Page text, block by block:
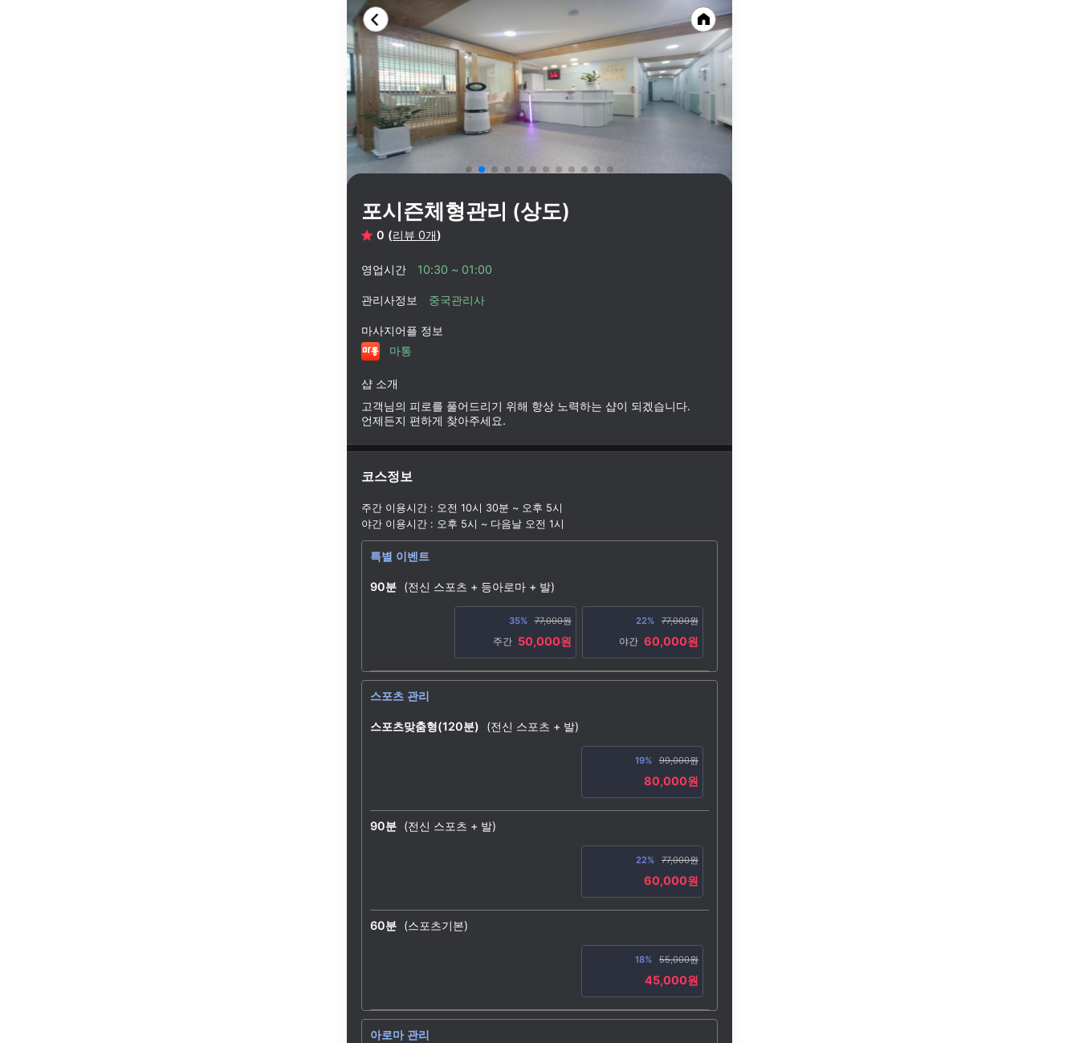
포시즌체형관리 (상도)
0 (리뷰 0개)
영업시간 10:30 ~ 01:00
관리사정보 중국관리사
마사지어플 정보
마통
샵 소개
고객님의 피로를 풀어드리기 위해 항상 노력하는 샵이 되겠습니다.
언제든지 편하게 찾아주세요.
코스정보
주간 이용시간 : 오전 10시 30분 ~ 오후 5시
야간 이용시간 : 오후 5시 ~ 다음날 오전 1시
특별 이벤트
90분 (전신 스포츠 + 등아로마 + 발)
35% 77,000원
주간 50,000원
22% 77,000원
야간 60,000원
스포츠 관리
스포츠맞춤형(120분) (전신 스포츠 + 발)
19% 99,000원
80,000원
90분 (전신 스포츠 + 발)
22% 77,000원
60,000원
60분 (스포츠기본)
18% 55,000원
45,000원
아로마 관리